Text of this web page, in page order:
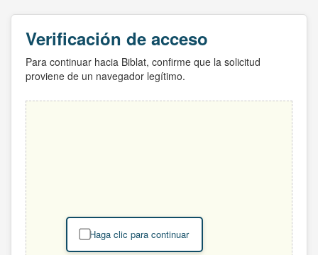
Verificación de acceso
Para continuar hacia Biblat, confirme que la solicitud
proviene de un navegador legítimo.
Haga clic para continuar